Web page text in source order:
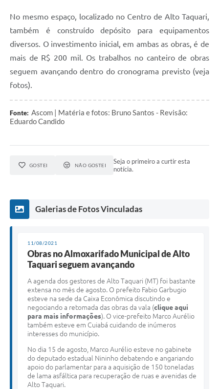
No mesmo espaço, localizado no Centro de Alto Taquari,
também é construído depósito para equipamentos
diversos. O investimento inicial, em ambas as obras, é de
mais de R$ 200 mil. Os trabalhos no canteiro de obras
seguem avançando dentro do cronograma previsto (veja
fotos).
Fonte: Ascom | Matéria e fotos: Bruno Santos - Revisão:
Eduardo Candido
GOSTEI NÃO GOSTEI
Seja o primeiro a curtir esta
notícia.
Galerias de Fotos Vinculadas
11/08/2021
Obras no Almoxarifado Municipal de Alto
Taquari seguem avançando
A agenda dos gestores de Alto Taquari (MT) foi bastante
extensa no mês de agosto. O prefeito Fabio Garbugio
esteve na sede da Caixa Econômica discutindo e
negociando a retomada das obras da vala (clique aqui
para mais informações). O vice-prefeito Marco Aurélio
também esteve em Cuiabá cuidando de inúmeros
interesses do município.
No dia 15 de agosto, Marco Aurélio esteve no gabinete
do deputado estadual Nininho debatendo e angariando
apoio do parlamentar para a aquisição de 150 toneladas
de lama asfáltica para recuperação de ruas e avenidas de
Alto Taquari.